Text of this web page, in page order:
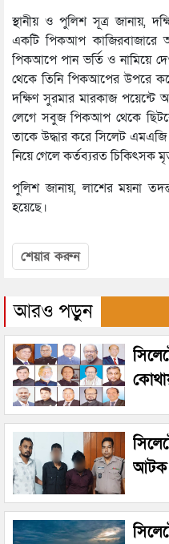
স্থানীয় ও পুলিশ সূত্র জানায়,
একটি পিকআপ কাজিরবাজারে
পিকআপে পান ভর্তি ও নামিয়ে
থেকে তিনি পিকআপের উপরে
দক্ষিণ সুরমার মারকাজ
লেগে সবুজ পিকআপ থেকে
তাকে উদ্ধার করে সিলেট
নিয়ে গেলে কর্তব্যরত চিকিৎসক
পুলিশ জানায়, লাশের ময়না
হয়েছে।
শেয়ার করুন
আরও পড়ুন
আটক